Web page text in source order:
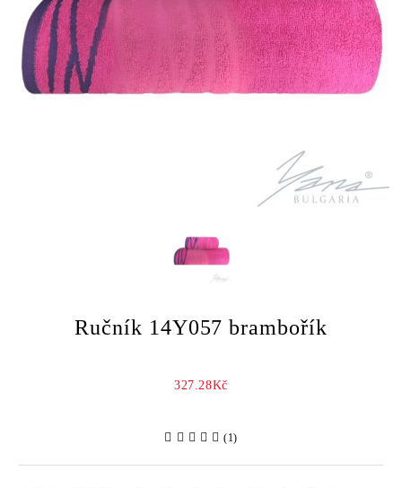
Ručník 14Y057 brambořík
327.28Kč
(1)